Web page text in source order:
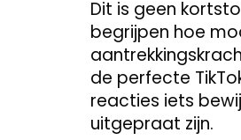
Dit is geen
begrijpen hoe
de perfecte
reacties iets
uitgepraat zijn.